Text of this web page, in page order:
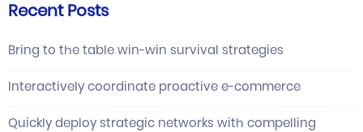
Recent Posts
Bring to the table win-win survival strategies
Interactively coordinate proactive e-commerce
Quickly deploy strategic networks with compelling